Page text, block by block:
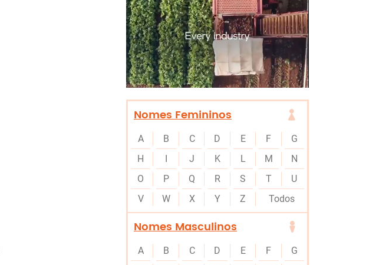
Nomes Femininos
A B C D E F
G
H
I J K L M
N
O
P Q R S T
U
V
W X Y Z Todos
Nomes Masculinos
A B C D E F
G